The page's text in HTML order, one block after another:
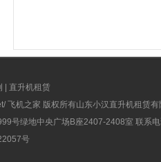
| 直升机租赁
飞机之家 版权所有山东小汉直升机租赁有
号绿地中央广场B座2407-2408室 联系
号